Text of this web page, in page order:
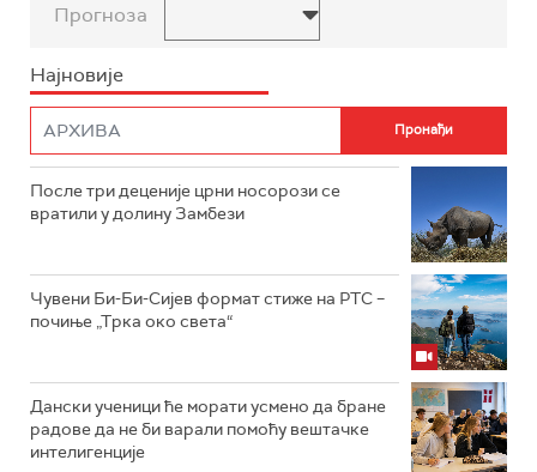
Прогноза
Најновије
После три деценије црни носорози се
вратили у долину Замбези
Чувени Би-Би-Сијев формат стиже на РТС –
почиње „Трка око света“
Дански ученици ће морати усмено да бране
радове да не би варали помоћу вештачке
интелигенције